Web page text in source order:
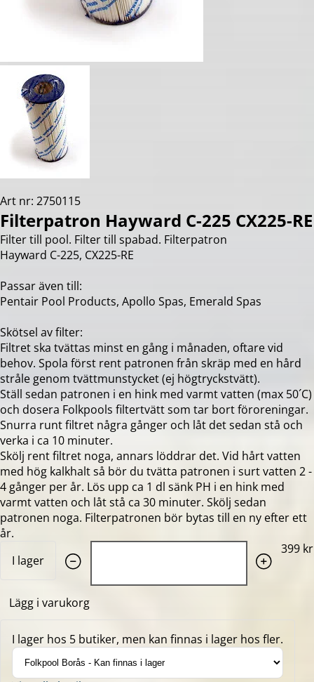
Art nr: 2750115
Filterpatron Hayward C-225 CX225-RE
Filter till pool. Filter till spabad. Filterpatron
Hayward C-225, CX225-RE
Passar även till:
Pentair Pool Products, Apollo Spas, Emerald Spas
Skötsel av filter:
Filtret ska tvättas minst en gång i månaden, oftare vid
behov. Spola först rent patronen från skräp med en hård
stråle genom tvättmunstycket (ej högtryckstvätt).
Ställ sedan patronen i en hink med varmt vatten (max 50´C)
och dosera Folkpools filtertvätt som tar bort föroreningar.
Snurra runt filtret några gånger och låt det sedan stå och
verka i ca 10 minuter.
Skölj rent filtret noga, annars löddrar det. Vid hårt vatten
med hög kalkhalt så bör du tvätta patronen i surt vatten 2 -
4 gånger per år. Lös upp ca 1 dl sänk PH i en hink med
varmt vatten och låt stå ca 30 minuter. Skölj sedan
patronen noga. Filterpatronen bör bytas till en ny efter ett
år.
I lager
399 kr
Lägg i varukorg
I lager hos 5 butiker, men kan finnas i lager hos fler.